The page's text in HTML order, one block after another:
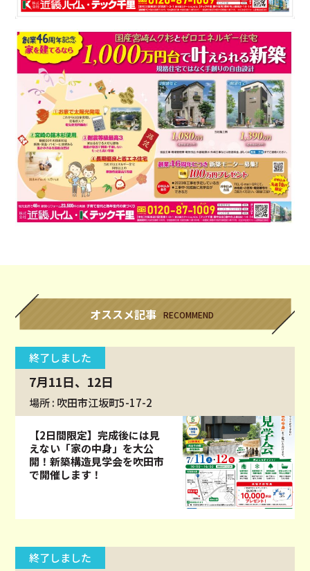
オススメ記事 RECOMMEND
終了しました
7月11日、12日
場所 : 吹田市江坂町5-17-2
【2日間限定】完成後には見
えない「家の中身」を大公
開！新築構造見学会を吹田市
で開催します！
終了しました